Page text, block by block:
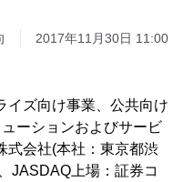
2017年11月30日 11:00
イズ向け事業、公共向け
ーションおよびサービ
式会社(本社：東京都渋
JASDAQ上場：証券コ